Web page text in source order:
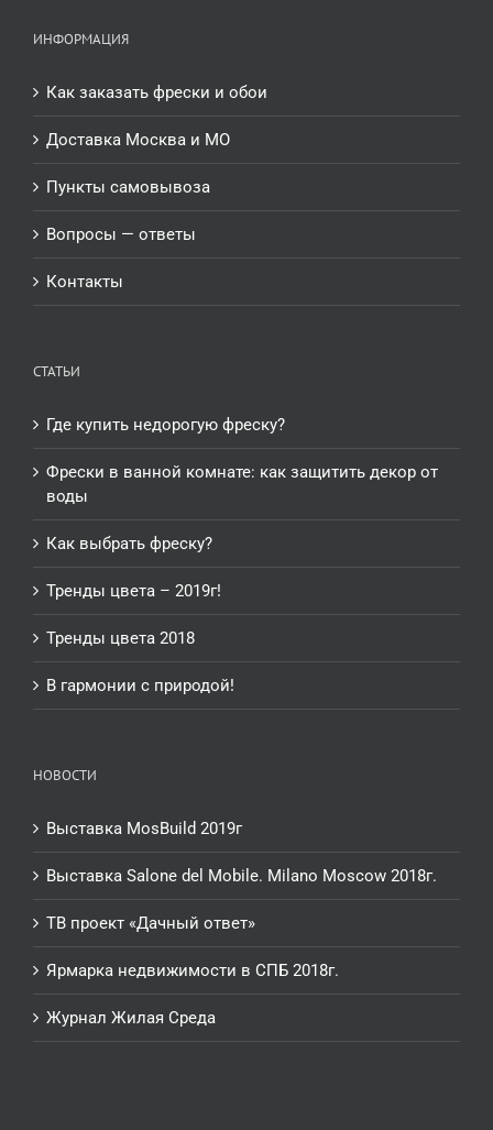
ИНФОРМАЦИЯ
Как заказать фрески и обои
Доставка Москва и МО
Пункты самовывоза
Вопросы — ответы
Контакты
СТАТЬИ
Где купить недорогую фреску?
Фрески в ванной комнате: как защитить декор от
воды
Как выбрать фреску?
Тренды цвета – 2019г!
Тренды цвета 2018
В гармонии с природой!
НОВОСТИ
Выставка MosBuild 2019г
Выставка Salone del Mobile. Milano Moscow 2018г.
ТВ проект «Дачный ответ»
Ярмарка недвижимости в СПБ 2018г.
Журнал Жилая Среда